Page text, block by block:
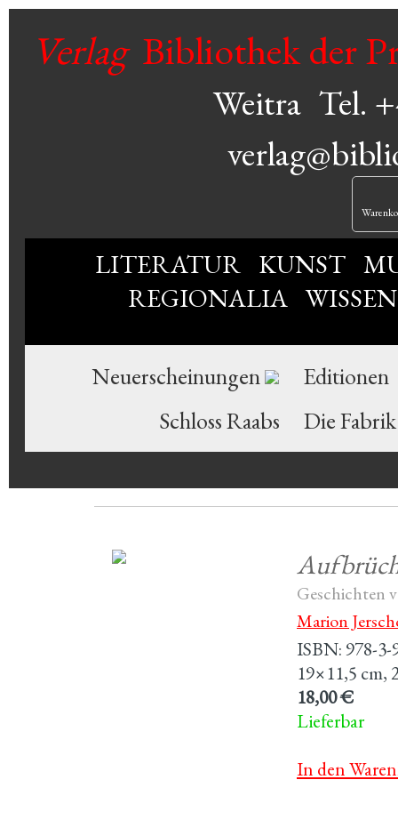
VerlagBibliothek der
Weitra Tel.
LITERATUR KUNST
REGIONALIA
Neuerscheinungen
Editionen
Schloss Raabs
Die Fabrik
Geschichten
Marion
ISBN: 978-3-
19×11,5 cm,
18,00 €
Lieferbar
In den